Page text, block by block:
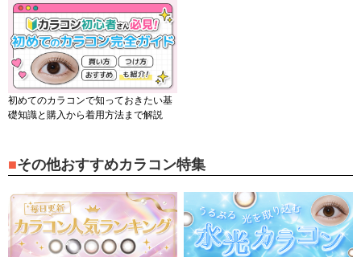
初めてのカラコンで知っておきたい基
礎知識と購入から着用方法まで解説
その他おすすめカラコン特集